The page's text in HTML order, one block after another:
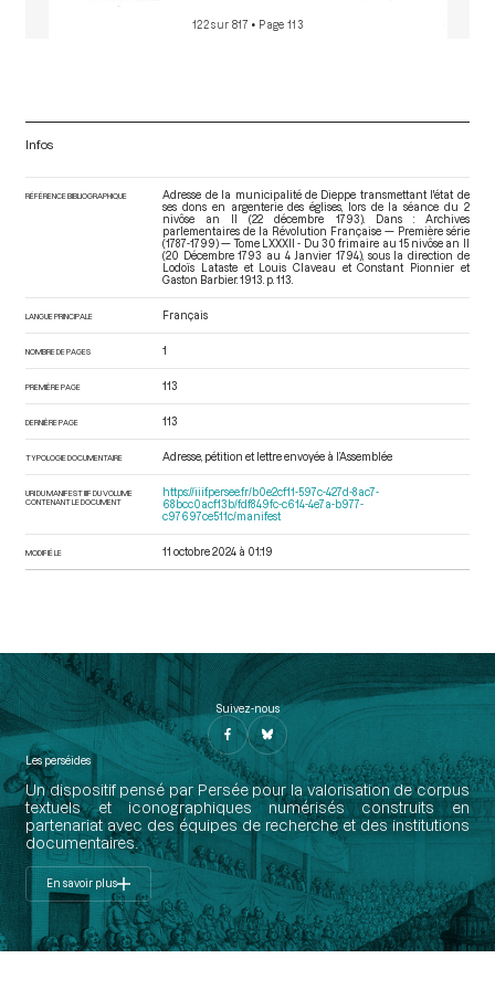
122 sur 817 • Page 113
Infos
RÉFÉRENCE BIBLIOGRAPHIQUE
Adresse de la municipalité de Dieppe transmettant l'état de
ses dons en argenterie des églises, lors de la séance du 2
nivôse an II (22 décembre 1793). Dans : Archives
parlementaires de la Révolution Française — Première série
(1787-1799) — Tome LXXXII - Du 30 frimaire au 15 nivôse an II
(20 Décembre 1793 au 4 Janvier 1794) , sous la direction de
Lodoïs Lataste et Louis Claveau et Constant Pionnier et
Gaston Barbier. 1913. p. 113.
LANGUE PRINCIPALE Français
NOMBRE DE PAGES 1
PREMIÈRE PAGE 113
DERNIÈRE PAGE 113
TYPOLOGIE DOCUMENTAIRE Adresse, pétition et lettre envoyée à l’Assemblée
URI DU MANIFEST IIIF DU VOLUME
CONTENANT LE DOCUMENT
https://iiif.persee.fr/b0e2cf11-597c-427d-8ac7-
68bcc0acf13b/fdf849fc-c614-4e7a-b977-
c97697ce511c/manifest
MODIFIÉ LE 11 octobre 2024 à 01:19
Suivez-nous
Les perséides
Un dispositif pensé par Persée pour la valorisation de corpus
textuels et iconographiques numérisés construits en
partenariat avec des équipes de recherche et des institutions
documentaires.
En savoir plus